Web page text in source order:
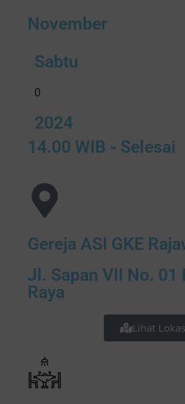
November
Sabtu
0
2024
14.00 WIB - Selesai
Gereja ASI GKE
Jl. Sapan VII No. 01
Raya
Lihat